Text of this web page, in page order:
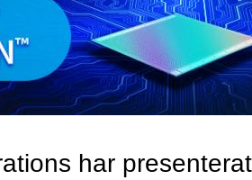
har presenterat